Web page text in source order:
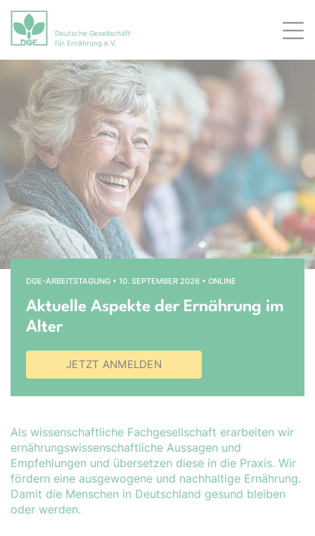
Deutsche Gesellschaft
für Ernährung e.V.
Startseite
Bühnenslider überspringen
DGE-ARBEITSTAGUNG • 10. SEPTEMBER 2026 • ONLINE
Aktuelle Aspekte der Ernährung im
Alter
JETZT ANMELDEN
Als wissenschaftliche Fachgesellschaft erarbeiten wir
er­nähr­ungs­wis­sen­schaft­liche Aussagen und
Empfehlungen und übersetzen diese in die Praxis. Wir
fördern eine ausgewogene und nachhaltige Ernährung.
Damit die Menschen in Deutschland gesund bleiben
oder werden.